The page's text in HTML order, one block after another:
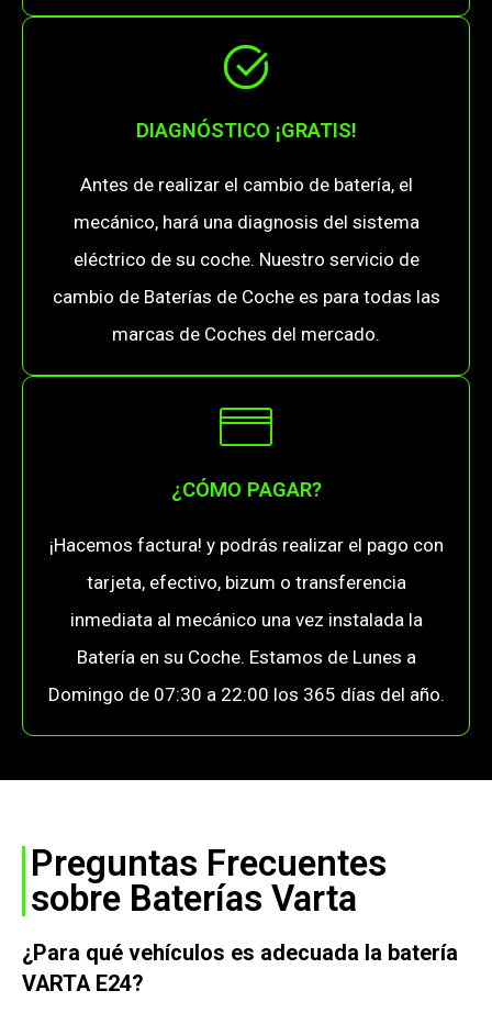
DIAGNÓSTICO ¡GRATIS!
Antes de realizar el cambio de batería, el
mecánico, hará una diagnosis del sistema
eléctrico de su coche. Nuestro servicio de
cambio de Baterías de Coche es para todas las
marcas de Coches del mercado.
¿CÓMO PAGAR?
¡Hacemos factura! y podrás realizar el pago con
tarjeta, efectivo, bizum o transferencia
inmediata al mecánico una vez instalada la
Batería en su Coche. Estamos de Lunes a
Domingo de 07:30 a 22:00 los 365 días del año.
Preguntas Frecuentes
sobre Baterías Varta
¿Para qué vehículos es adecuada la batería
VARTA E24?